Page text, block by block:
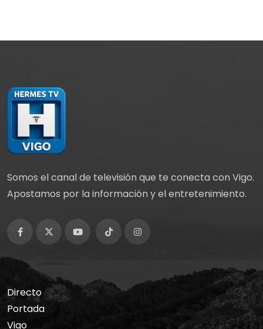
Somos el canal de televisión que te conecta con Vigo.
Apostamos por la información y el entretenimiento.
Directo
Portada
Vigo